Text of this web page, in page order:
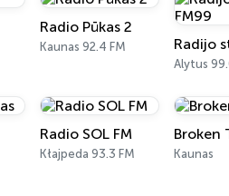
Radio Pūkas 2
Kaunas 92.4 FM
Alytus
Radio SOL FM
Kłajpeda 93.3 FM
Broken
Kaunas